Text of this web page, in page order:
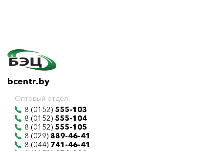
bcentr.by
Оптовый отдел:
8 (0152) 555-103
8 (0152) 555-104
8 (0152) 555-105
8 (029) 889-46-41
8 (044) 741-46-41